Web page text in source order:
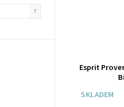
7
Esprit
SKLADEM